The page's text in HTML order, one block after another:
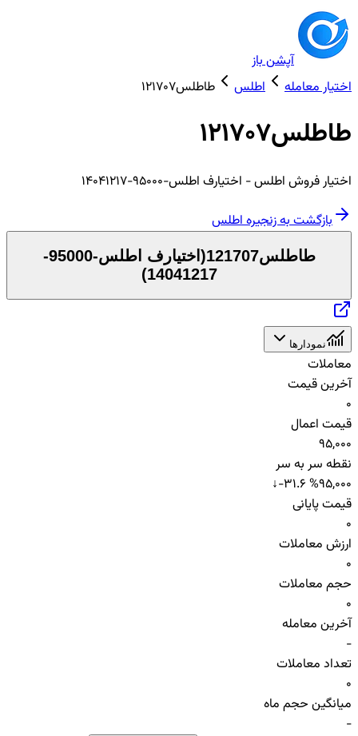
آپشن باز
اختیار معامله
اطلس طاطلس121707
طاطلس121707
اختیارفروش اطلس- اختیارف اطلس-95000-14041217
بازگشت به زنجیرهاطلس
طاطلس121707 (
اختیارف اطلس-95000-
14041217
)
نمودارها
معاملات
آخرین قیمت
0
قیمت اعمال
95,000
نقطه سر به سر
95,000
↓-31.6 %
قیمت پایانی
0
ارزش معاملات
0
حجم معاملات
0
آخرین معامله
-
تعداد معاملات
0
میانگین حجم ماه
-